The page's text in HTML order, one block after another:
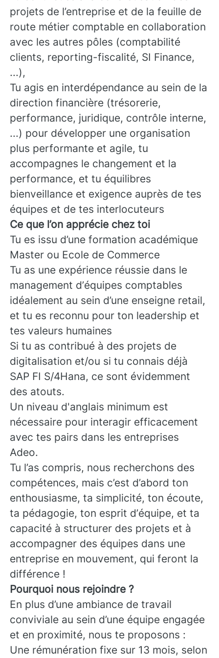
projets de l’entreprise et de la feuille de
route métier comptable en collaboration
avec les autres pôles (comptabilité
clients, reporting-fiscalité, SI Finance,
...),
Tu agis en interdépendance au sein de la
direction financière (trésorerie,
performance, juridique, contrôle interne,
...) pour développer une organisation
plus performante et agile, tu
accompagnes le changement et la
performance, et tu équilibres
bienveillance et exigence auprès de tes
équipes et de tes interlocuteurs
Ce que l’on apprécie chez toi
Tu es issu d’une formation académique
Master ou Ecole de Commerce
Tu as une expérience réussie dans le
management d’équipes comptables
idéalement au sein d’une enseigne retail,
et tu es reconnu pour ton leadership et
tes valeurs humaines
Si tu as contribué à des projets de
digitalisation et/ou si tu connais déjà
SAP FI S/4Hana, ce sont évidemment
des atouts.
Un niveau d'anglais minimum est
nécessaire pour interagir efficacement
avec tes pairs dans les entreprises
Adeo.
Tu l’as compris, nous recherchons des
compétences, mais c’est d’abord ton
enthousiasme, ta simplicité, ton écoute,
ta pédagogie, ton esprit d’équipe, et ta
capacité à structurer des projets et à
accompagner des équipes dans une
entreprise en mouvement, qui feront la
différence !
Pourquoi nous rejoindre ?
En plus d’une ambiance de travail
conviviale au sein d’une équipe engagée
et en proximité, nous te proposons :
Une rémunération fixe sur 13 mois, selon